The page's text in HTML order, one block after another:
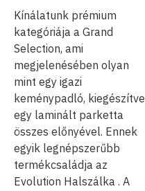
Kínálatunk prémium
kategóriája a Grand
Selection, ami
megjelenésében olyan
mint egy igazi
keménypadló, kiegészítve
egy laminált parketta
összes előnyével. Ennek
egyik legnépszerűbb
termékcsaládja az
Evolution Halszálka . A